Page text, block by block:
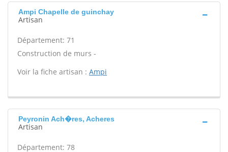
Ampi Chapelle de guinchay
Artisan
Département: 71
Construction de murs -
Voir la fiche artisan : Ampi
Peyronin Ach�res, Acheres
Artisan
Département: 78